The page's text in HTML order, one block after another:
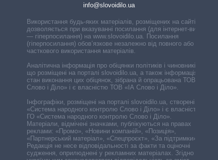
info@slovoidilo.ua
Використання будь-яких матеріалів, розміщених на сайті,
дозволяється при вказуванні посилання (для інтернет-видань
— гіперпосилання) на www.slovoidilo.ua. Посилання
(гіперпосилання) обов’язкове незалежно від повного або
часткового використання матеріалів.
Аналітична інформація про обіцянки політиків і чиновників,
що розміщені на порталі slovoidilo.ua, а також інформація про
стан виконання цих обіцянок, зібрана й опрацьована ТОВ «ІА
Слово і Діло» і є власністю ТОВ «ІА Слово і Діло».
Інфографіки, розміщені на порталі slovoidilo.ua, створені ГО
«Система народного контролю Слово і Діло» і є власністю
ГО «Система народного контролю Слово і Діло».
Матеріали, відмічені значками, публікуються на правах
реклами: «Промо», «Новини компаній», «Позиція»,
«Партнерський матеріал», «Спецпроєкт», «За підтримки».
Редакція не несе відповідальності за факти та оціночні
судження, оприлюднені у рекламних матеріалах. Згідно з